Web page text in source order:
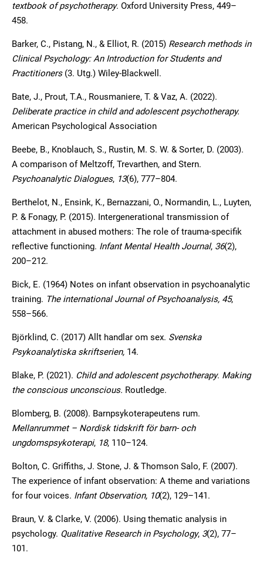
textbook of psychotherapy. Oxford University Press, 449–
458.
Barker, C., Pistang, N., & Elliot, R. (2015) Research methods in
Clinical Psychology: An Introduction for Students and
Practitioners (3. Utg.) Wiley-Blackwell.
Bate, J., Prout, T.A., Rousmaniere, T. & Vaz, A. (2022).
Deliberate practice in child and adolescent psychotherapy.
American Psychological Association
Beebe, B., Knoblauch, S., Rustin, M. S. W. & Sorter, D. (2003).
A comparison of Meltzoff, Trevarthen, and Stern.
Psychoanalytic Dialogues, 13(6), 777–804.
Berthelot, N., Ensink, K., Bernazzani, O., Normandin, L., Luyten,
P. & Fonagy, P. (2015). Intergenerational transmission of
attachment in abused mothers: The role of trauma-specifik
reflective functioning. Infant Mental Health Journal, 36(2),
200–212.
Bick, E. (1964) Notes on infant observation in psychoanalytic
training. The international Journal of Psychoanalysis, 45,
558–566.
Björklind, C. (2017) Allt handlar om sex. Svenska
Psykoanalytiska skriftserien, 14.
Blake, P. (2021). Child and adolescent psychotherapy. Making
the conscious unconscious. Routledge.
Blomberg, B. (2008). Barnpsykoterapeutens rum.
Mellanrummet – Nordisk tidskrift för barn- och
ungdomspsykoterapi, 18, 110–124.
Bolton, C. Griffiths, J. Stone, J. & Thomson Salo, F. (2007).
The experience of infant observation: A theme and variations
for four voices. Infant Observation, 10(2), 129–141.
Braun, V. & Clarke, V. (2006). Using thematic analysis in
psychology. Qualitative Research in Psychology, 3(2), 77–
101.